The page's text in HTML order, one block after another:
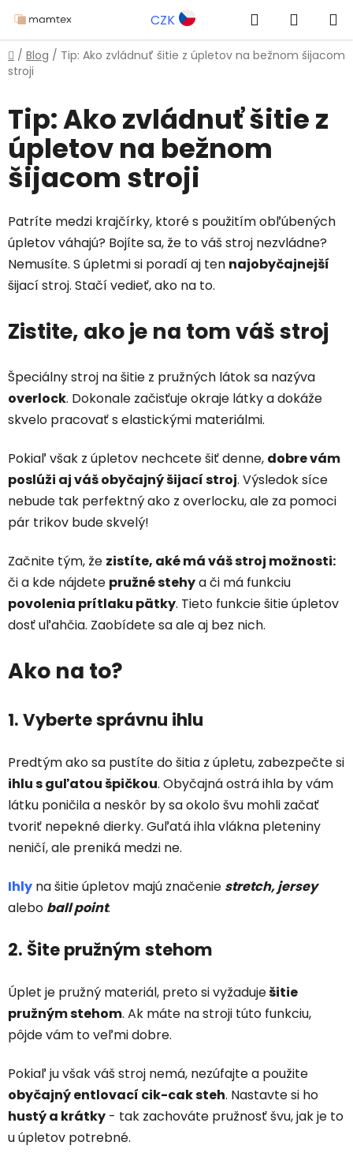
na
obsah
CZK Hľadať
KOŠÍK
Domov
/ Blog / Tip: Ako zvládnuť šitie z úpletov na bežnom šijacom
stroji
Tip: Ako zvládnuť šitie z
úpletov na bežnom
šijacom stroji
Patríte medzi krajčírky, ktoré s použitím obľúbených
úpletov váhajú? Bojíte sa, že to váš stroj nezvládne?
Nemusíte. S úpletmi si poradí aj ten najobyčajnejší
šijací stroj. Stačí vedieť, ako na to.
Zistite, ako je na tom váš stroj
Špeciálny stroj na šitie z pružných látok sa nazýva
overlock. Dokonale začisťuje okraje látky a dokáže
skvelo pracovať s elastickými materiálmi.
Pokiaľ však z úpletov nechcete šiť denne, dobre vám
poslúži aj váš obyčajný šijací stroj. Výsledok síce
nebude tak perfektný ako z overlocku, ale za pomoci
pár trikov bude skvelý!
Začnite tým, že zistíte, aké má váš stroj možnosti:
či a kde nájdete pružné stehya či má funkciu
povolenia prítlaku pätky. Tieto funkcie šitie úpletov
dosť uľahčia. Zaobídete sa ale aj bez nich.
Ako na to?
1. Vyberte správnu ihlu
Predtým ako sa pustíte do šitia z úpletu, zabezpečte si
ihlu s guľatou špičkou. Obyčajná ostrá ihla by vám
látku poničila a neskôr by sa okolo švu mohli začať
tvoriť nepekné dierky. Guľatá ihla vlákna pleteniny
neničí, ale preniká medzi ne.
Ihly na šitie úpletov majú značenie stretch, jersey
alebo ball point.
2. Šite pružným stehom
Úplet je pružný materiál, preto si vyžaduješitie
pružným stehom. Ak máte na stroji túto funkciu,
pôjde vám to veľmi dobre.
Pokiaľ ju však váš stroj nemá, nezúfajte a použite
obyčajný entlovací cik-cak steh. Nastavte si ho
hustý a krátky - tak zachováte pružnosť švu, jak je to
u úpletov potrebné.